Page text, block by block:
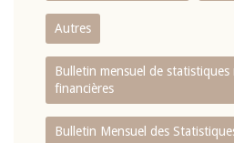
Autres
Bulletin mensuel de statistiques
financières
Bulletin Mensuel des